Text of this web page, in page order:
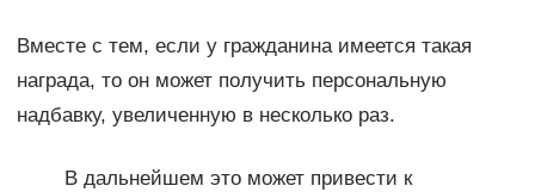
Вместе с тем, если у гражданина имеется такая
награда, то он может получить персональную
надбавку, увеличенную в несколько раз.
В дальнейшем это может привести к